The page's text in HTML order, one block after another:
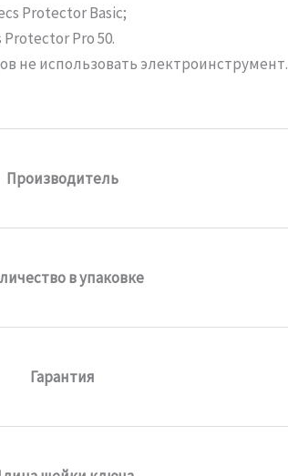
Protector Basic;
Pro 50.
не использовать электроинструмент.
Производитель
в упаковке
Гарантия